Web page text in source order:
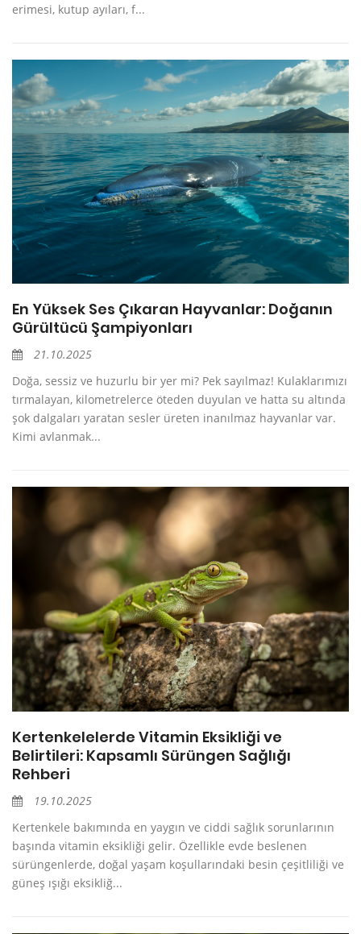
erimesi, kutup ayıları, f...
En Yüksek Ses Çıkaran Hayvanlar: Doğanın
Gürültücü Şampiyonları
21.10.2025
Doğa, sessiz ve huzurlu bir yer mi? Pek sayılmaz! Kulaklarımızı
tırmalayan, kilometrelerce öteden duyulan ve hatta su altında
şok dalgaları yaratan sesler üreten inanılmaz hayvanlar var.
Kimi avlanmak...
Kertenkelelerde Vitamin Eksikliği ve
Belirtileri: Kapsamlı Sürüngen Sağlığı
Rehberi
19.10.2025
Kertenkele bakımında en yaygın ve ciddi sağlık sorunlarının
başında vitamin eksikliği gelir. Özellikle evde beslenen
sürüngenlerde, doğal yaşam koşullarındaki besin çeşitliliği ve
güneş ışığı eksikliğ...